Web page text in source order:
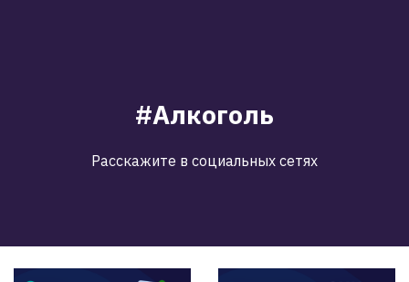
#Алкоголь
Расскажите в социальных сетях